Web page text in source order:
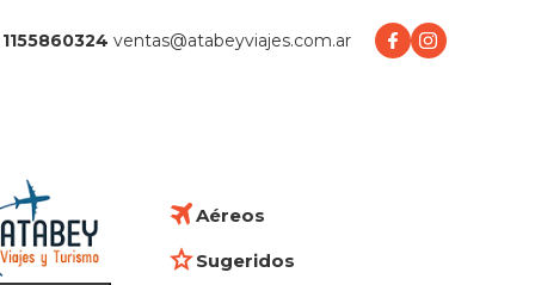
1155860324 ventas@atabeyviajes.com.ar
Aéreos
Sugeridos